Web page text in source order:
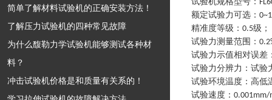
简单了解材料试验机的正确安装方法！
了解压力试验机的四种常见故障
为什么馥勒力学试验机能够测试各种材
料？
冲击试验机价格是和质量有关系的！
额定试验力可选 ：
精准度等级 ： 0.5级 ；
试验力测量范围 ：
试验力示值相对误差
试验力分辨力 ： 试验
试验环境温度 ： 高低
试验速度 ： 0.001mm/